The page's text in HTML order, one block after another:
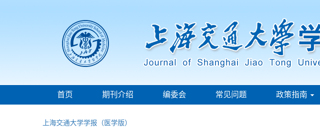
首页 期刊介绍 编委会 常见问题 政策指南
上海交通大学学报（医学版）